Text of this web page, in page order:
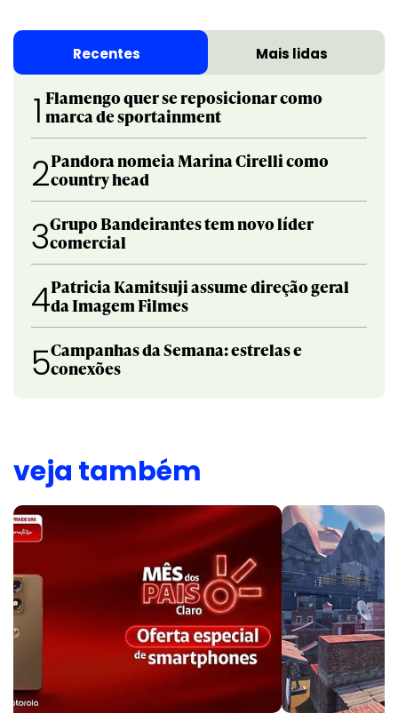
Recentes Mais lidas
1 Flamengo quer se reposicionar como
marca de sportainment
2Pandora nomeia Marina Cirelli como
country head
3Grupo Bandeirantes tem novo líder
comercial
4Patricia Kamitsuji assume direção geral
da Imagem Filmes
5Campanhas da Semana: estrelas e
conexões
veja também